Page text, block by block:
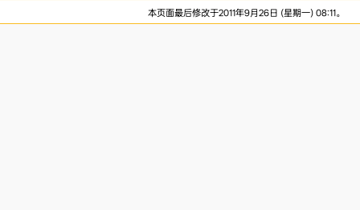
本页面最后修改于2011年9月26日 (星期一) 08:11。